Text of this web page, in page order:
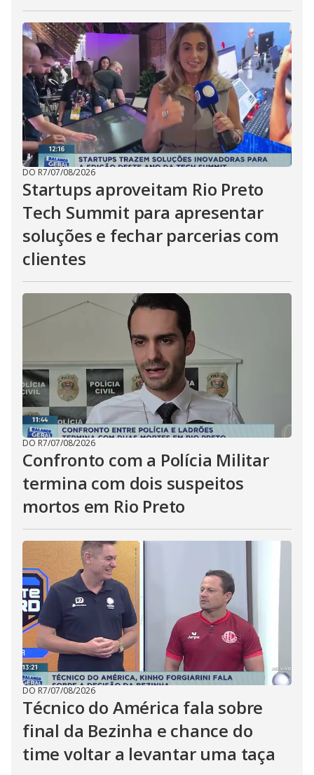
DO R7/07/08/2026
Startups aproveitam Rio Preto
Tech Summit para apresentar
soluções e fechar parcerias com
clientes
DO R7/07/08/2026
Confronto com a Polícia Militar
termina com dois suspeitos
mortos em Rio Preto
DO R7/07/08/2026
Técnico do América fala sobre
final da Bezinha e chance do
time voltar a levantar uma taça